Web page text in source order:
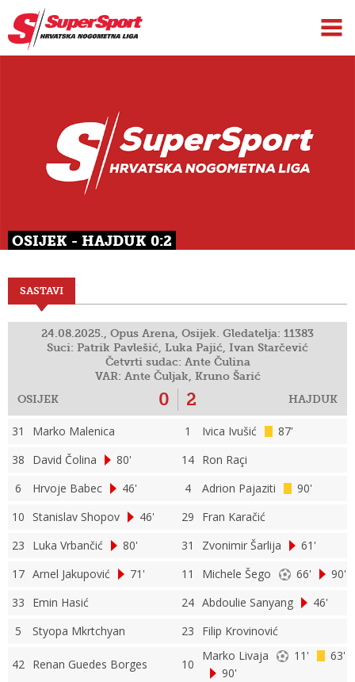
OSIJEK - HAJDUK 0:2
SASTAVI
24.08.2025., Opus Arena, Osijek. Gledatelja: 11383
Suci: Patrik Pavlešić, Luka Pajić, Ivan Starčević
Četvrti sudac: Ante Čulina
VAR: Ante Čuljak, Kruno Šarić
OSIJEK
0 HAJDUK
2
31 Marko Malenica 1 Ivica Ivušić
87'
38
David Čolina 80' 14 Ron Raçi
6
Hrvoje Babec 46' 4 Adrion Pajaziti
90'
10
Stanislav Shopov 46' 29
Fran Karačić
23
Luka Vrbančić 80' 31 Zvonimir Šarlija
61'
17 Arnel Jakupović 71' 11 Michele Šego 66'
90'
33
Emin Hasić 24 Abdoulie Sanyang
46'
5
Styopa Mkrtchyan 23 Filip Krovinović
42 Renan Guedes Borges 10
Marko Livaja 11'
63'
90'